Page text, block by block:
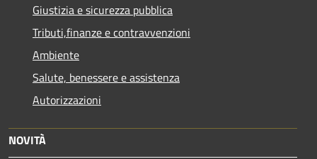
Giustizia e sicurezza pubblica
Tributi,finanze e contravvenzioni
Ambiente
Salute, benessere e assistenza
Autorizzazioni
NOVITÀ